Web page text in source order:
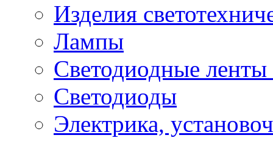
Изделия
Лампы
Светодиодные
Светодиоды
Электрика,